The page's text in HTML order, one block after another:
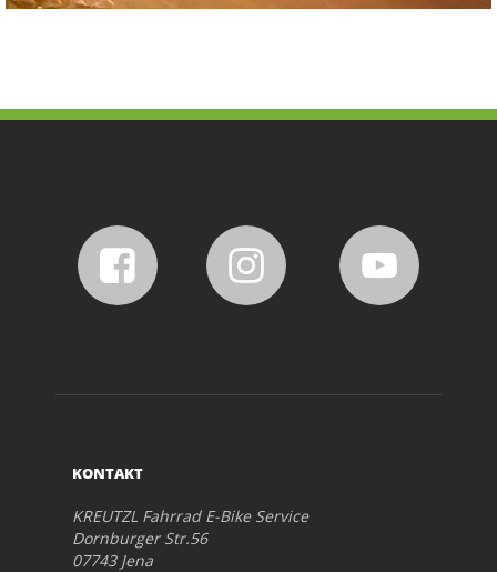
KONTAKT
KREUTZL Fahrrad E-Bike Service
Dornburger Str.56
07743 Jena